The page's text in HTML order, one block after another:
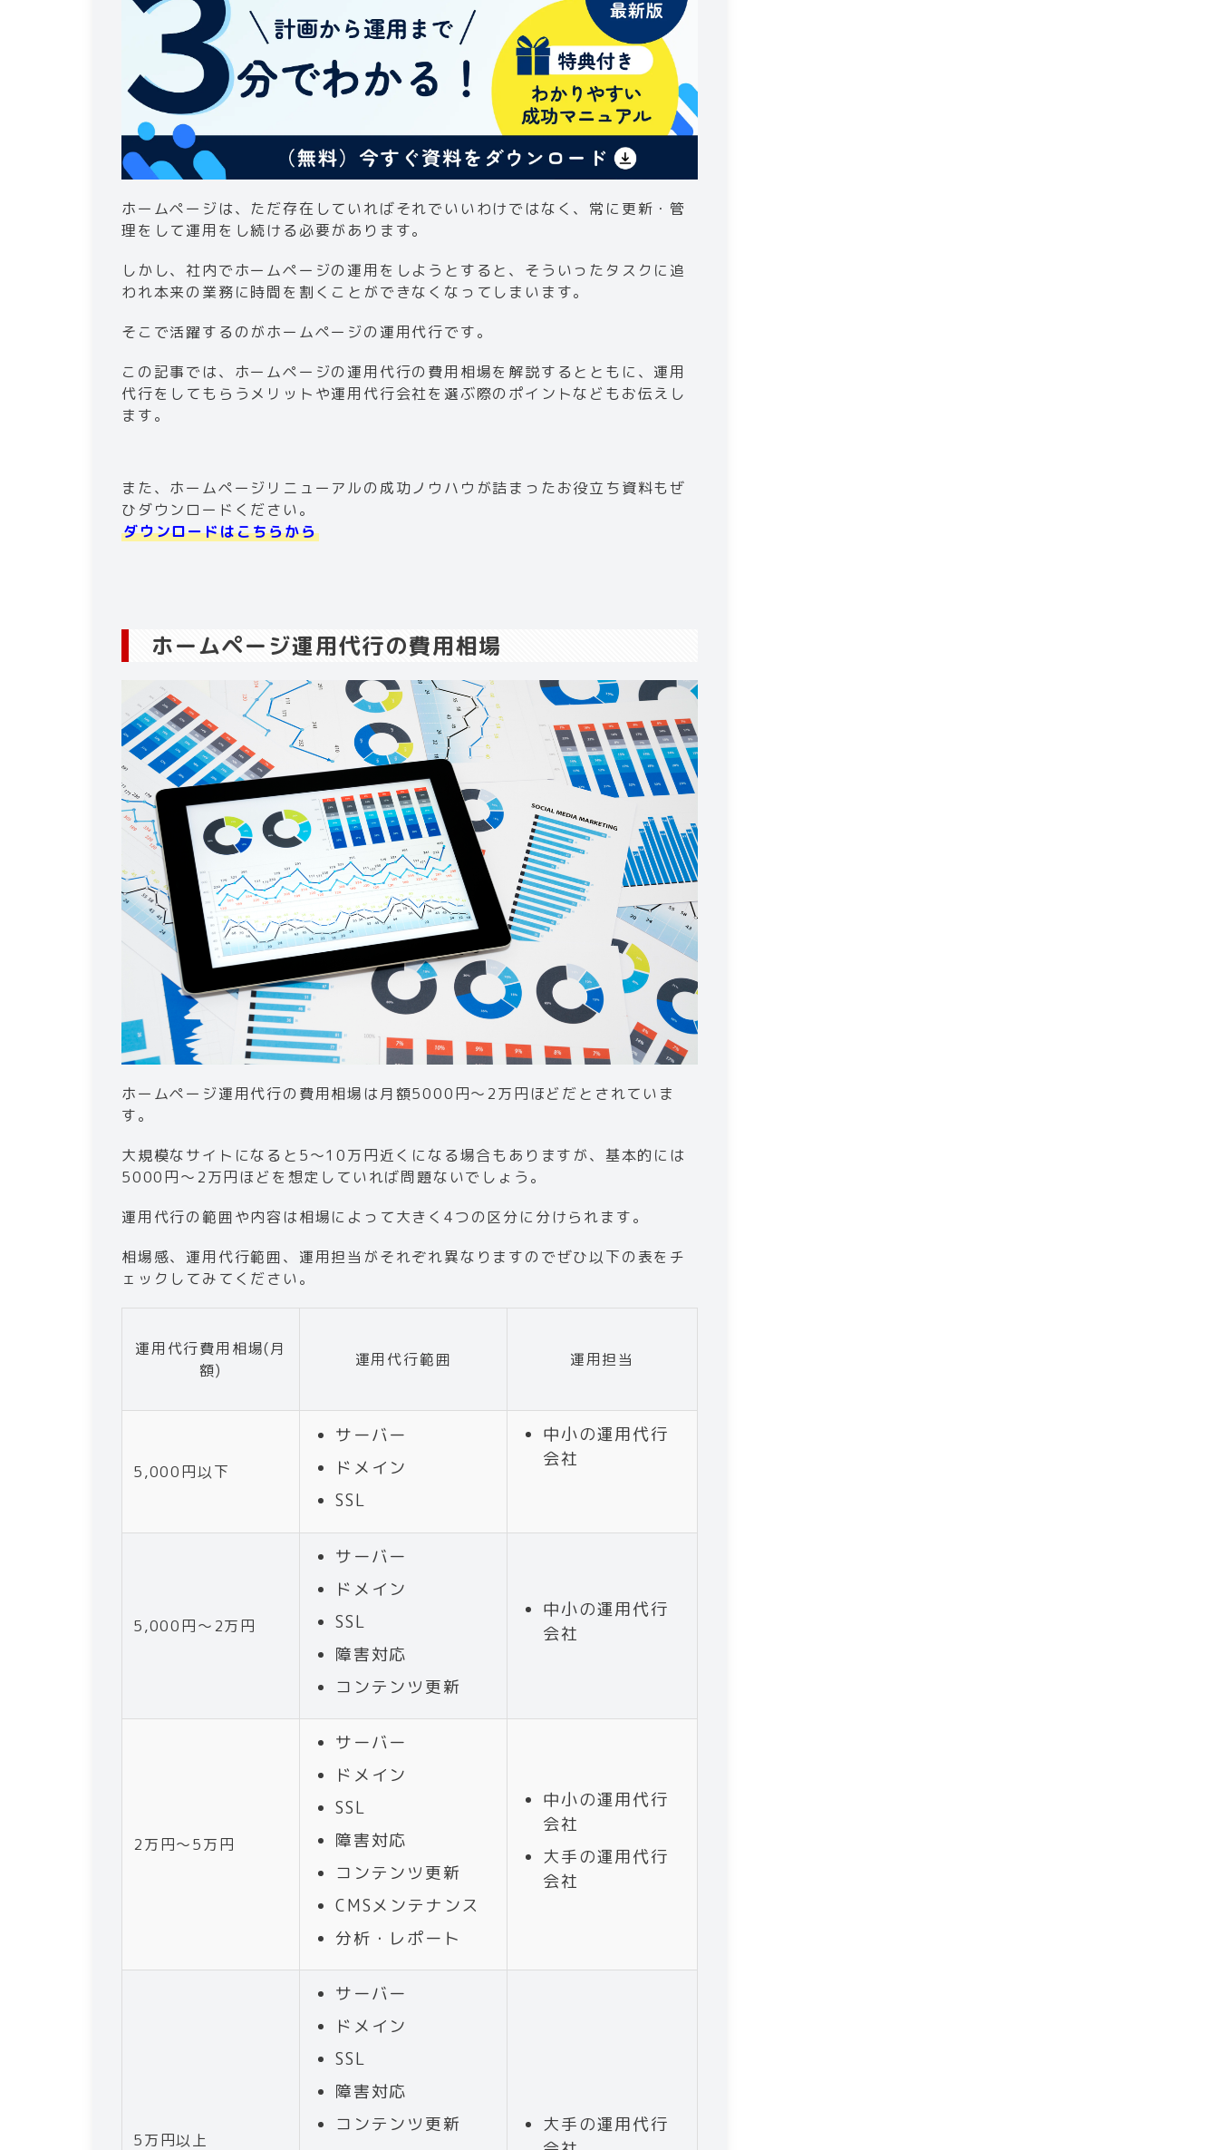
ホームページ運用代行の注意点
. 意図や目的を明確に伝える
.
社内にノウハウが蓄積しない
. 情報漏洩のリスク
5.
ホームページの運用代行会社を選ぶポイント
5-1
実績や得意分野を確認する
5-3 .
業務の範囲が明記されているか
ホームページは、ただ存在していればそれでいいわけではなく、常に更新・管
理をして運用をし続ける必要があります。
しかし、社内でホームページの運用をしようとすると、そういったタスクに追
われ本来の業務に時間を割くことができなくなってしまいます。
そこで活躍するのがホームページの運用代行です。
この記事では、ホームページの運用代行の費用相場を解説するとともに、運用
代行をしてもらうメリットや運用代行会社を選ぶ際のポイントなどもお伝えし
ます。
また、ホームページリニューアルの成功ノウハウが詰まったお役立ち資料もぜ
ひダウンロードください。
ダウンロードはこちらから
ホームページ運用代行の費用相場
ホームページ運用代行の費用相場は月額5000円〜2万円ほどだとされていま
す。
大規模なサイトになると5〜10万円近くになる場合もありますが、基本的には
5000円〜2万円ほどを想定していれば問題ないでしょう。
運用代行の範囲や内容は相場によって大きく4つの区分に分けられます。
相場感、運用代行範囲、運用担当がそれぞれ異なりますのでぜひ以下の表をチ
ェックしてみてください。
運用代行費用相場(月
額)
運用代行範囲 運用担当
5,000円以下
サーバー
ドメイン
SSL
中小の運用代行
会社
5,000円〜2万円
サーバー
ドメイン
SSL
障害対応
コンテンツ更新
中小の運用代行
会社
2万円〜5万円
サーバー
ドメイン
SSL
障害対応
コンテンツ更新
CMSメンテナンス
分析・レポート
中小の運用代行
会社
大手の運用代行
会社
5万円以上
サーバー
ドメイン
SSL
障害対応
コンテンツ更新
大手の運用代行